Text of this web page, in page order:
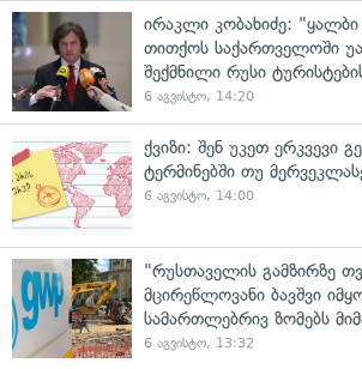
ირაკლი კობახიძე: "ყალბი
თითქოს საქართველოში
შექმნილი რუსი
6 აგვისტო, 14:20
ქვიზი: შენ უკეთ ერკვევი
ტერმინებში თუ
6 აგვისტო, 14:00
"რუსთაველის გამზირზე
მცირეწლოვანი ბავშვი
სამართლებრივ ზომებს
6 აგვისტო, 13:32